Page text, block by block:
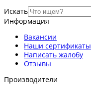
Искать
Информация
Вакансии
Наши сертификаты
Написать жалобу
Отзывы
Производители